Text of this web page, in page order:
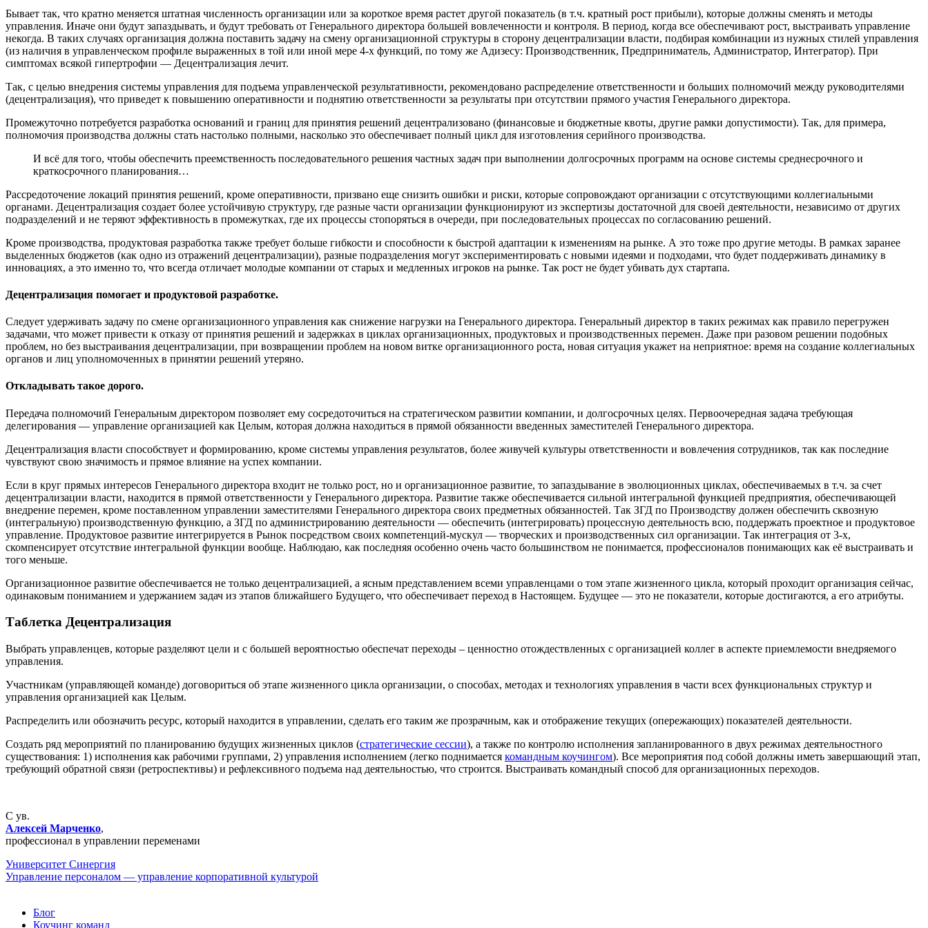
Бывает так, что кратно меняется штатная численность организации или за короткое время растет другой показатель (в т.ч. кратный рост прибыли), которые должны сменять и методы
управления. Иначе они будут запаздывать, и будут требовать от Генерального директора большей вовлеченности и контроля. В период, когда все обеспечивают рост, выстраивать управление
некогда. В таких случаях организация должна поставить задачу на смену организационной структуры в сторону децентрализации власти, подбирая комбинации из нужных стилей управления
(из наличия в управленческом профиле выраженных в той или иной мере 4-х функций, по тому же Адизесу: Производственник, Предприниматель, Администратор, Интегратор). При
симптомах всякой гипертрофии — Децентрализация лечит.
Так, с целью внедрения системы управления для подъема управленческой результативности, рекомендовано распределение ответственности и больших полномочий между руководителями
(децентрализация), что приведет к повышению оперативности и поднятию ответственности за результаты при отсутствии прямого участия Генерального директора.
Промежуточно потребуется разработка оснований и границ для принятия решений децентрализовано (финансовые и бюджетные квоты, другие рамки допустимости). Так, для примера,
полномочия производства должны стать настолько полными, насколько это обеспечивает полный цикл для изготовления серийного производства.
И всё для того, чтобы обеспечить преемственность последовательного решения частных задач при выполнении долгосрочных программ на основе системы среднесрочного и
краткосрочного планирования…
Рассредоточение локаций принятия решений, кроме оперативности, призвано еще снизить ошибки и риски, которые сопровождают организации с отсутствующими коллегиальными
органами. Децентрализация создает более устойчивую структуру, где разные части организации функционируют из экспертизы достаточной для своей деятельности, независимо от других
подразделений и не теряют эффективность в промежутках, где их процессы стопоряться в очереди, при последовательных процессах по согласованию решений.
Кроме производства, продуктовая разработка также требует больше гибкости и способности к быстрой адаптации к изменениям на рынке. А это тоже про другие методы. В рамках заранее
выделенных бюджетов (как одно из отражений децентрализации), разные подразделения могут экспериментировать с новыми идеями и подходами, что будет поддерживать динамику в
инновациях, а это именно то, что всегда отличает молодые компании от старых и медленных игроков на рынке. Так рост не будет убивать дух стартапа.
Децентрализация помогает и продуктовой разработке.
Следует удерживать задачу по смене организационного управления как снижение нагрузки на Генерального директора. Генеральный директор в таких режимах как правило перегружен
задачами, что может привести к отказу от принятия решений и задержках в циклах организационных, продуктовых и производственных перемен. Даже при разовом решении подобных
проблем, но без выстраивания децентрализации, при возвращении проблем на новом витке организационного роста, новая ситуация укажет на неприятное: время на создание коллегиальных
органов и лиц уполномоченных в принятии решений утеряно.
Откладывать такое дорого.
Передача полномочий Генеральным директором позволяет ему сосредоточиться на стратегическом развитии компании, и долгосрочных целях. Первоочередная задача требующая
делегирования — управление организацией как Целым, которая должна находиться в прямой обязанности введенных заместителей Генерального директора.
Децентрализация власти способствует и формированию, кроме системы управления результатов, более живучей культуры ответственности и вовлечения сотрудников, так как последние
чувствуют свою значимость и прямое влияние на успех компании.
Если в круг прямых интересов Генерального директора входит не только рост, но и организационное развитие, то запаздывание в эволюционных циклах, обеспечиваемых в т.ч. за счет
децентрализации власти, находится в прямой ответственности у Генерального директора. Развитие также обеспечивается сильной интегральной функцией предприятия, обеспечивающей
внедрение перемен, кроме поставленном управлении заместителями Генерального директора своих предметных обязанностей. Так ЗГД по Производству должен обеспечить сквозную
(интегральную) производственную функцию, а ЗГД по администрированию деятельности — обеспечить (интегрировать) процессную деятельность всю, поддержать проектное и продуктовое
управление. Продуктовое развитие интегрируется в Рынок посредством своих компетенций-мускул — творческих и производственных сил организации. Так интеграция от 3-х,
скомпенсирует отсутствие интегральной функции вообще. Наблюдаю, как последняя особенно очень часто большинством не понимается, профессионалов понимающих как её выстраивать и
того меньше.
Организационное развитие обеспечивается не только децентрализацией, а ясным представлением всеми управленцами о том этапе жизненного цикла, который проходит организация сейчас,
одинаковым пониманием и удержанием задач из этапов ближайшего Будущего, что обеспечивает переход в Настоящем. Будущее — это не показатели, которые достигаются, а его атрибуты.
Таблетка Децентрализация
Выбрать управленцев, которые разделяют цели и с большей вероятностью обеспечат переходы – ценностно отождествленных с организацией коллег в аспекте приемлемости внедряемого
управления.
Участникам (управляющей команде) договориться об этапе жизненного цикла организации, о способах, методах и технологиях управления в части всех функциональных структур и
управления организацией как Целым.
Распределить или обозначить ресурс, который находится в управлении, сделать его таким же прозрачным, как и отображение текущих (опережающих) показателей деятельности.
Создать ряд мероприятий по планированию будущих жизненных циклов (стратегические сессии), а также по контролю исполнения запланированного в двух режимах деятельностного
существования: 1) исполнения как рабочими группами, 2) управления исполнением (легко поднимается командным коучингом). Все мероприятия под собой должны иметь завершающий этап,
требующий обратной связи (ретроспективы) и рефлексивного подъема над деятельностью, что строится. Выстраивать командный способ для организационных переходов.
С ув.
Алексей Марченко,
профессионал в управлении переменами
Университет Синергия
Управление персоналом — управление корпоративной культурой
Блог
Коучинг команд